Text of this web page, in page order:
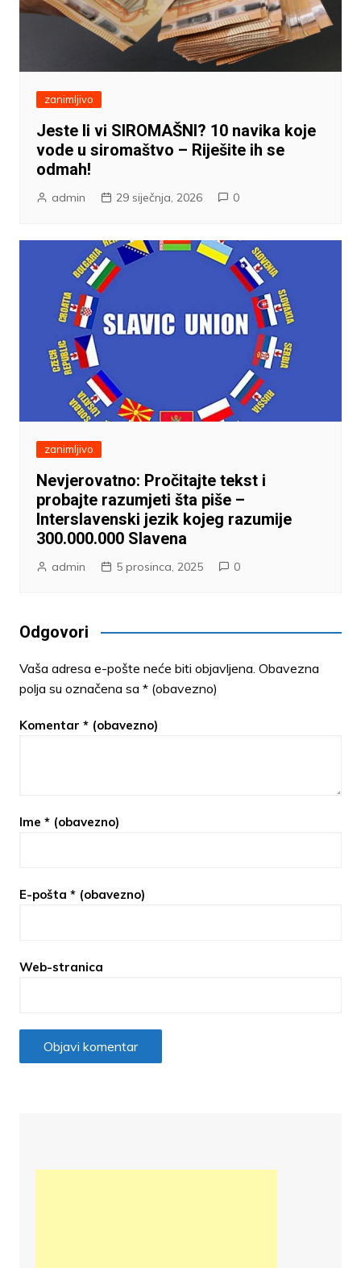
zanimljivo
Jeste li vi SIROMAŠNI? 10 navika koje
vode u siromaštvo – Riješite ih se
odmah!
admin 29 siječnja, 2026 0
zanimljivo
Nevjerovatno: Pročitajte tekst i
probajte razumjeti šta piše –
Interslavenski jezik kojeg razumije
300.000.000 Slavena
admin 5 prosinca, 2025 0
Odgovori
Vaša adresa e-pošte neće biti objavljena. Obavezna
polja su označena sa * (obavezno)
Komentar * (obavezno)
Ime * (obavezno)
E-pošta * (obavezno)
Web-stranica